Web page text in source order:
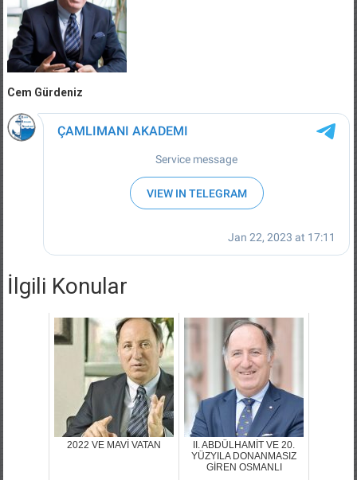
Cem Gürdeniz
İlgili Konular
2022 VE MAVİ VATAN
II. ABDÜLHAMİT VE 20.
YÜZYILA DONANMASIZ
GİREN OSMANLI